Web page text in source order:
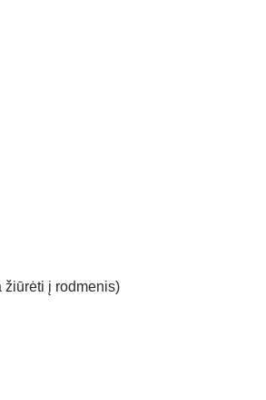
žiūrėti į rodmenis)